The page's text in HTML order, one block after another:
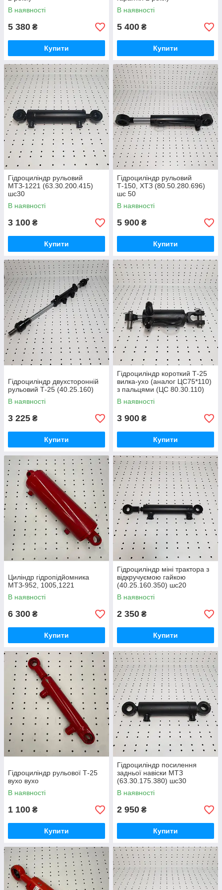
В наявності
5 380 ₴
Купити
В наявності
5 400 ₴
Купити
Гідроциліндр рульовий
МТЗ-1221 (63.30.200.415)
шс30
В наявності
3 100 ₴
Купити
Гідроциліндр рульовий
Т-150, ХТЗ (80.50.280.696)
шс 50
В наявності
5 900 ₴
Купити
Гідроциліндр двухсторонній
рульовий Т-25 (40.25.160)
В наявності
3 225 ₴
Купити
Гідроциліндр короткий Т-25
вилка-ухо (аналог ЦС75*110)
з пальцями (ЦС 80.30.110)
В наявності
3 900 ₴
Купити
Циліндр гідропідйомника
МТЗ-952, 1005,1221
В наявності
6 300 ₴
Купити
Гідроциліндр міні трактора з
відкручуємою гайкою
(40.25.160.350) шс20
В наявності
2 350 ₴
Купити
Гідроциліндр рульової Т-25
вухо вухо
В наявності
1 100 ₴
Купити
Гідроциліндр посилення
задньої навіски МТЗ
(63.30.175.380) шс30
В наявності
2 950 ₴
Купити